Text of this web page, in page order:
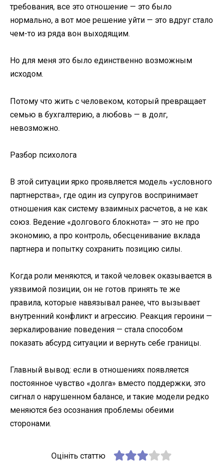
требования, все это отношение — это было
нормально, а вот мое решение уйти — это вдруг стало
чем-то из ряда вон выходящим.
Но для меня это было единственно возможным
исходом.
Потому что жить с человеком, который превращает
семью в бухгалтерию, а любовь — в долг,
невозможно.
Разбор психолога
В этой ситуации ярко проявляется модель «условного
партнерства», где один из супругов воспринимает
отношения как систему взаимных расчетов, а не как
союз. Ведение «долгового блокнота» — это не про
экономию, а про контроль, обесценивание вклада
партнера и попытку сохранить позицию силы.
Когда роли меняются, и такой человек оказывается в
уязвимой позиции, он не готов принять те же
правила, которые навязывал ранее, что вызывает
внутренний конфликт и агрессию. Реакция героини —
зеркалирование поведения — стала способом
показать абсурд ситуации и вернуть себе границы.
Главный вывод: если в отношениях появляется
постоянное чувство «долга» вместо поддержки, это
сигнал о нарушенном балансе, и такие модели редко
меняются без осознания проблемы обеими
сторонами.
Оцініть статтю